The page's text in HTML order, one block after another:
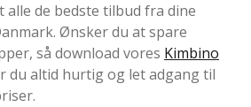
alle de bedste tilbud fra dine
Ønsker du at spare
så download vores Kimbino
du altid hurtig og let adgang til